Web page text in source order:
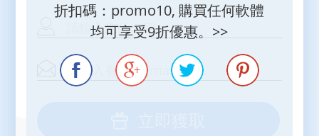
折扣碼： promo10, 購買任何軟體
均可享受9折優惠。>>